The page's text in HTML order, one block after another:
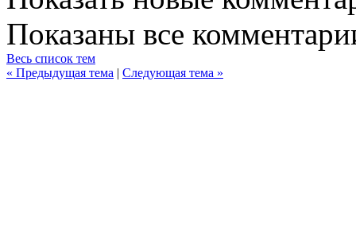
Показаны все
Весь список тем
« Предыдущая тема | Следующая тема »